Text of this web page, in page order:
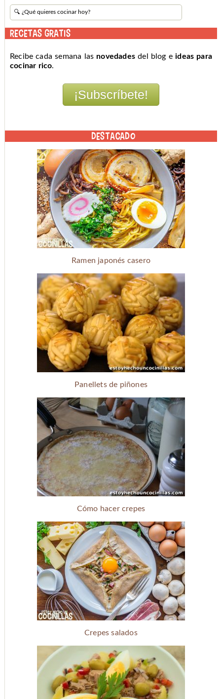
RECETAS GRATIS
Recibe cada semana las novedades del blog eideas para
cocinar rico.
DESTACADO
Ramen japonés casero
Panellets de piñones
Cómo hacer crepes
Crepes salados